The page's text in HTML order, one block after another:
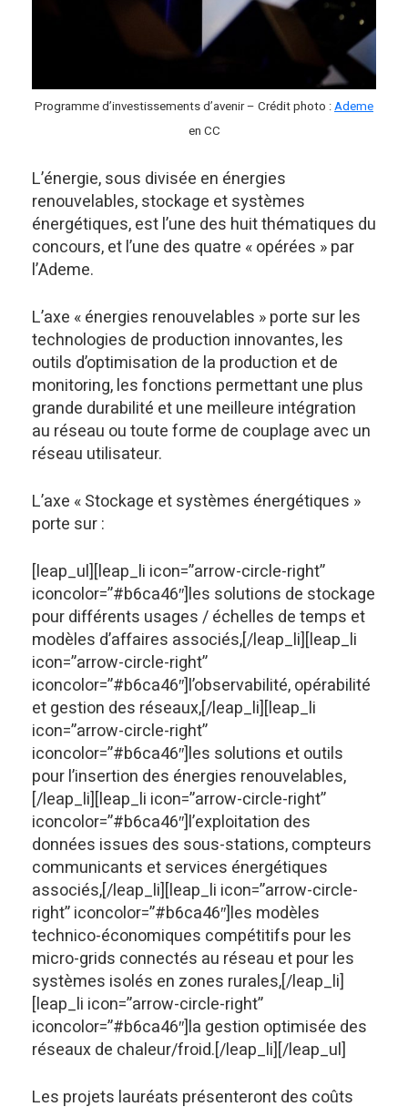
Programme d’investissements d’avenir – Crédit photo :Ademe
en CC
L’énergie, sous divisée en énergies
renouvelables, stockage et systèmes
énergétiques, est l’une des huit thématiques du
concours, et l’une des quatre « opérées » par
l’Ademe.
L’axe « énergies renouvelables » porte sur les
technologies de production innovantes, les
outils d’optimisation de la production et de
monitoring, les fonctions permettant une plus
grande durabilité et une meilleure intégration
au réseau ou toute forme de couplage avec un
réseau utilisateur.
L’axe « Stockage et systèmes énergétiques »
porte sur :
[leap_ul][leap_li icon=”arrow-circle-right”
iconcolor=”#b6ca46″]les solutions de stockage
pour différents usages / échelles de temps et
modèles d’affaires associés,[/leap_li][leap_li
icon=”arrow-circle-right”
iconcolor=”#b6ca46″]l’observabilité, opérabilité
et gestion des réseaux,[/leap_li][leap_li
icon=”arrow-circle-right”
iconcolor=”#b6ca46″]les solutions et outils
pour l’insertion des énergies renouvelables,
[/leap_li][leap_li icon=”arrow-circle-right”
iconcolor=”#b6ca46″]l’exploitation des
données issues des sous-stations, compteurs
communicants et services énergétiques
associés,[/leap_li][leap_li icon=”arrow-circle-
right” iconcolor=”#b6ca46″]les modèles
technico-économiques compétitifs pour les
micro-grids connectés au réseau et pour les
systèmes isolés en zones rurales,[/leap_li]
[leap_li icon=”arrow-circle-right”
iconcolor=”#b6ca46″]la gestion optimisée des
réseaux de chaleur/froid.[/leap_li][/leap_ul]
Les projets lauréats présenteront des coûts